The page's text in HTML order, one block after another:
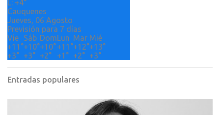
L: +4°
Cauquenes
Jueves, 06 Agosto
Previsión para 7 días
Vie
Sáb DomLun Mar Mié
+11°+10°+10°+11°+12°+13°
+3° +3° +2° +1° +2° +3°
Entradas populares